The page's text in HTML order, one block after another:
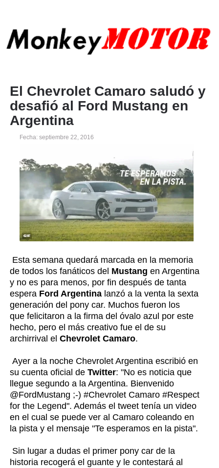
El Chevrolet Camaro saludó y
desafió al Ford Mustang en
Argentina
Fecha: septiembre 22, 2016
Esta semana quedará marcada en la memoria
de todos los fanáticos del Mustang en Argentina
y no es para menos, por fin después de tanta
espera Ford Argentina lanzó a la venta la sexta
generación del pony car. Muchos fueron los
que felicitaron a la firma del óvalo azul por este
hecho, pero el más creativo fue el de su
archirrival el Chevrolet Camaro.
Ayer a la noche Chevrolet Argentina escribió en
su cuenta oficial de Twitter: "No es noticia que
llegue segundo a la Argentina. Bienvenido
@FordMustang ;-) #Chevrolet Camaro #Respect
for the Legend". Además el tweet tenía un video
en el cual se puede ver al Camaro coleando en
la pista y el mensaje "Te esperamos en la pista".
Sin lugar a dudas el primer pony car de la
historia recogerá el guante y le contestará al